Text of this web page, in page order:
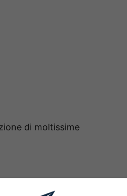
di moltissime
la sua